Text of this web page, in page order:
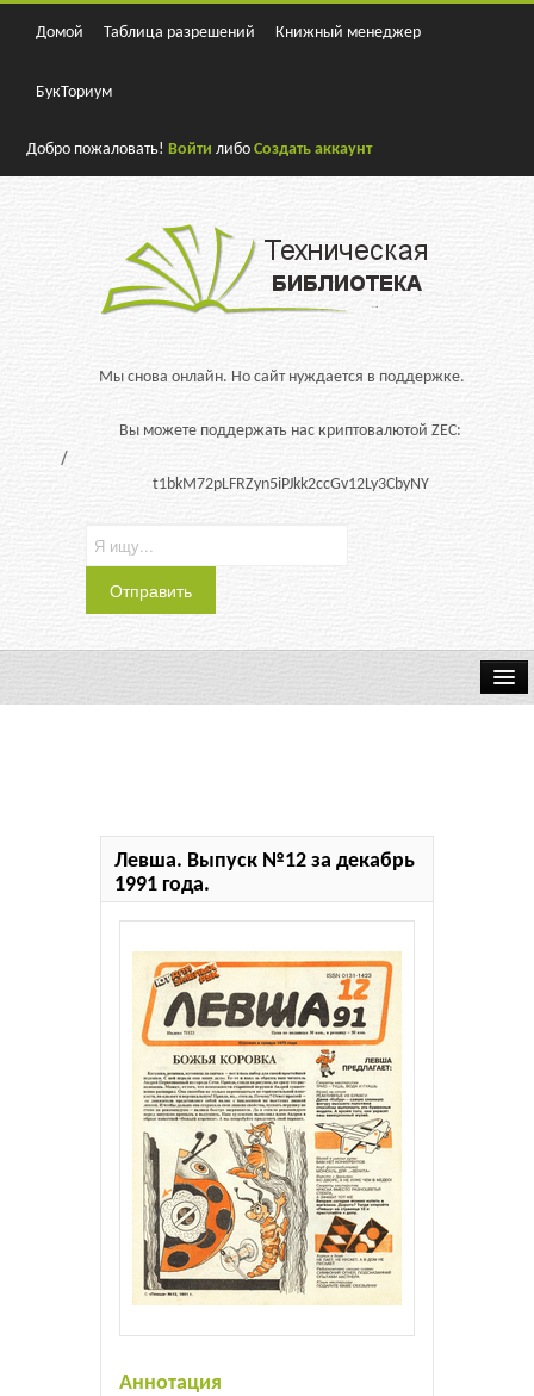
Домой Таблица разрешений Книжный менеджер
БукТориум
Добро пожаловать!Войти либоСоздать аккаунт
Мы снова онлайн. Но сайт нуждается в поддержке.
Вы можете поддержать нас криптовалютой ZEC:
t1bkM72pLFRZyn5iPJkk2ccGv12Ly3CbyNY
Левша. Выпуск №12 за декабрь
1991 года.
Аннотация